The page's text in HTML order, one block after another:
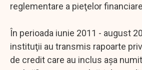
reglementare a pieţelor
În perioada iunie 2011 - august
instituţii au transmis rapoarte
de credit care au inclus aşa